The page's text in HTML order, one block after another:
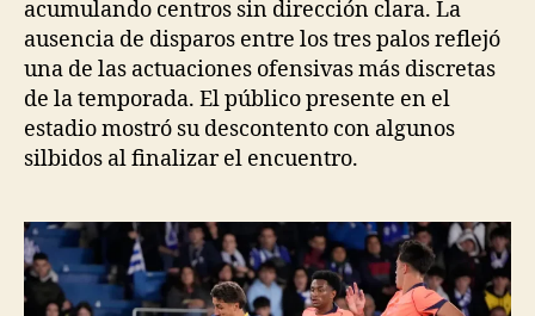
acumulando centros sin dirección clara. La
ausencia de disparos entre los tres palos reflejó
una de las actuaciones ofensivas más discretas
de la temporada. El público presente en el
estadio mostró su descontento con algunos
silbidos al finalizar el encuentro.